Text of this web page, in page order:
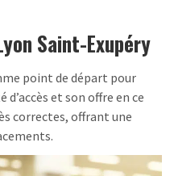
Saint-Exupéry
point de départ pour
d’accès et son offre en ce
correctes, offrant une